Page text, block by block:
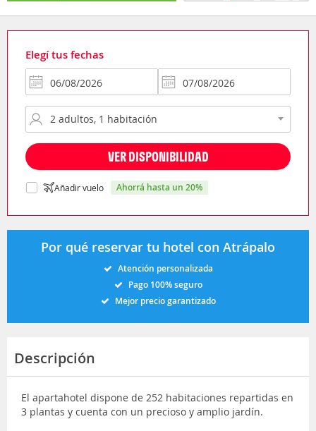
Elegí tus fechas
VER DISPONIBILIDAD
Añadir vuelo ahorrá hasta un 20%
Por qué reservar tu hotel con Atrápalo
Atención personalizada
Pago 100% seguro
Mejor precio garantizado
Descripción
El apartahotel dispone de 252 habitaciones repartidas en
3 plantas y cuenta con un precioso y amplio jardín.